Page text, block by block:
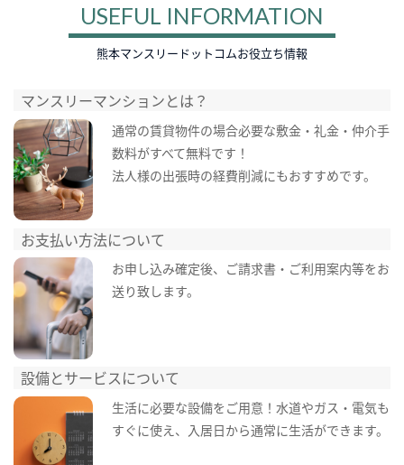
USEFUL INFORMATION
熊本マンスリードットコムお役立ち情報
マンスリーマンションとは？
通常の賃貸物件の場合必要な敷金・礼金・仲介手
数料がすべて無料です！
法人様の出張時の経費削減にもおすすめです。
お支払い方法について
お申し込み確定後、ご請求書・ご利用案内等をお
送り致します。
設備とサービスについて
生活に必要な設備をご用意！水道やガス・電気も
すぐに使え、入居日から通常に生活ができます。